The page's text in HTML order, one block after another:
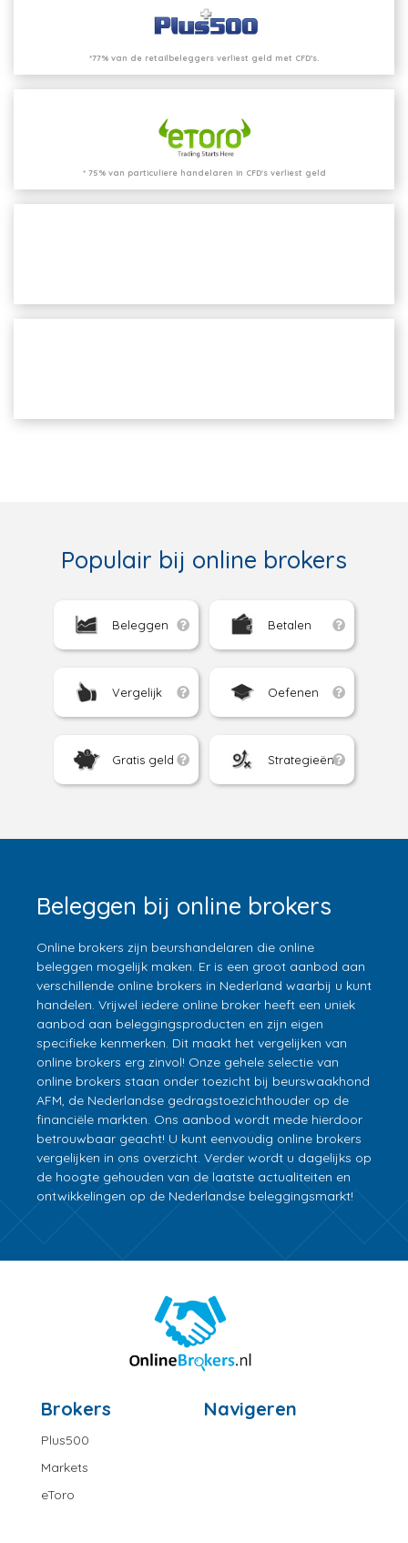
*77% van de retailbeleggers verliest geld met CFD’s.
* 75% van particuliere handelaren in CFD's verliest geld
Populair bij online brokers
Beleggen Betalen
Vergelijk Oefenen
Gratis geld Strategieën
Beleggen bij online brokers
Online brokers zijn beurshandelaren die online
beleggen mogelijk maken. Er is een groot aanbod aan
verschillende online brokers in Nederland waarbij u kunt
handelen. Vrijwel iedere online broker heeft een uniek
aanbod aan beleggingsproducten en zijn eigen
specifieke kenmerken. Dit maakt het vergelijken van
online brokers erg zinvol! Onze gehele selectie van
online brokers staan onder toezicht bij beurswaakhond
AFM, de Nederlandse gedragstoezichthouder op de
financiële markten. Ons aanbod wordt mede hierdoor
betrouwbaar geacht! U kunt eenvoudig online brokers
vergelijken in ons overzicht. Verder wordt u dagelijks op
de hoogte gehouden van de laatste actualiteiten en
ontwikkelingen op de Nederlandse beleggingsmarkt!
Brokers
Plus500
Markets
eToro
Navigeren